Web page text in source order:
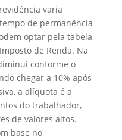
varia
de permanência
optar pela tabela
de Renda. Na
conforme o
chegar a 10% após
a alíquota é a
do trabalhador,
de valores altos.
base no